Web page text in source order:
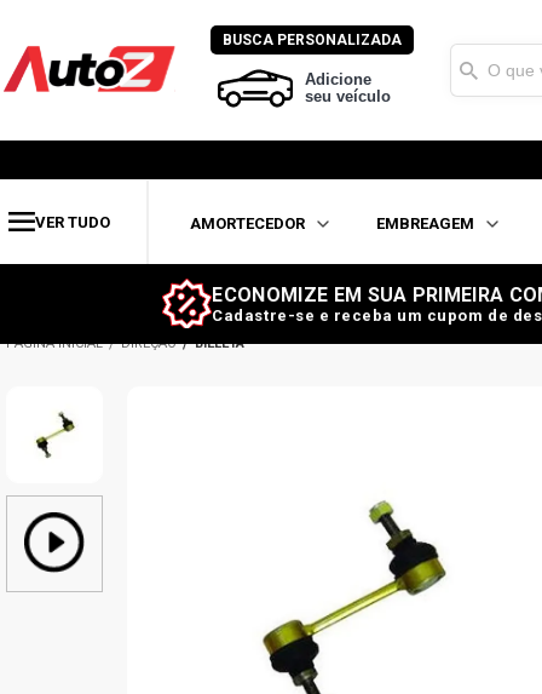
BUSCA PERSONALIZADA
Adicione
seu veículo
VER TUDO AMORTECEDOR EMBREAGEM
ECONOMIZE EM SUA PRIMEIRA
Cadastre-se e receba um cupom de
DIREÇÃO BIELETA